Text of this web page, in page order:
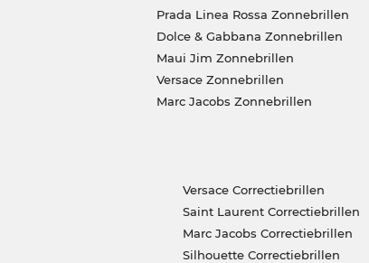
Prada Linea Rossa Zonnebrillen
Dolce & Gabbana Zonnebrillen
Maui Jim Zonnebrillen
Versace Zonnebrillen
Marc Jacobs Zonnebrillen
Versace Correctiebrillen
Saint Laurent Correctiebrillen
Marc Jacobs Correctiebrillen
Silhouette Correctiebrillen